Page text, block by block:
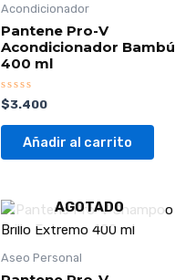
Acondicionador
Pantene Pro-V
Acondicionador Bambú
400 ml
Valorado
con
0
$3.400
Añadir al carrito
AGOTADO
Aseo Personal